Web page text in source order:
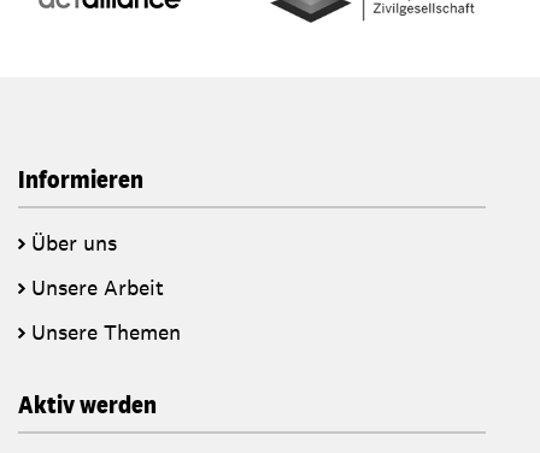
Informieren
Über uns
Unsere Arbeit
Unsere Themen
Aktiv werden